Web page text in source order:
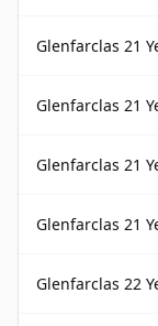
Glenfarclas 21
Glenfarclas 21
Glenfarclas 21
Glenfarclas 21
Glenfarclas 22